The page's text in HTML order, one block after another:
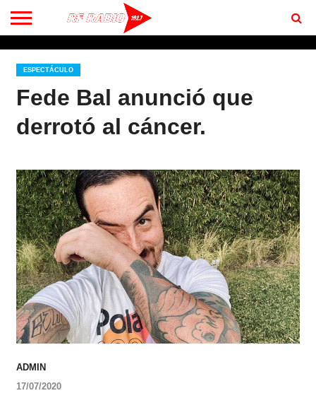
CONTACTO
BIENVENIDOS
A RF 102.7 FM
ESPECTÁCULO
Fede Bal anunció que
derrotó al cáncer.
ADMIN
17/07/2020